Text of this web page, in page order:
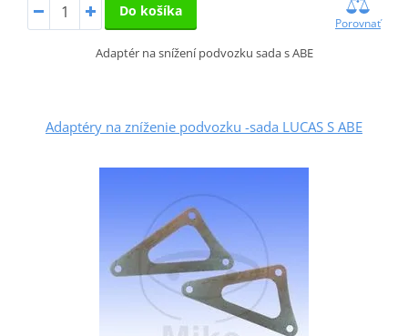
Do košíka
Porovnať
Adaptér na snížení podvozku sada s ABE
Adaptéry na zníženie podvozku -sada LUCAS S ABE